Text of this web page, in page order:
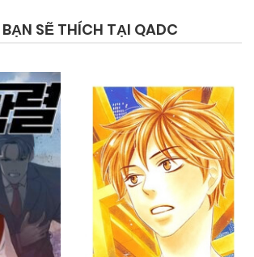
SẼ THÍCH TẠI QADC